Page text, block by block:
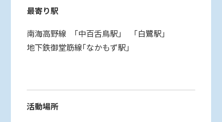
最寄り駅
南海高野線 ｢中百舌鳥駅」 ｢白鷺駅｣
地下鉄御堂筋線｢なかもず駅｣
活動場所